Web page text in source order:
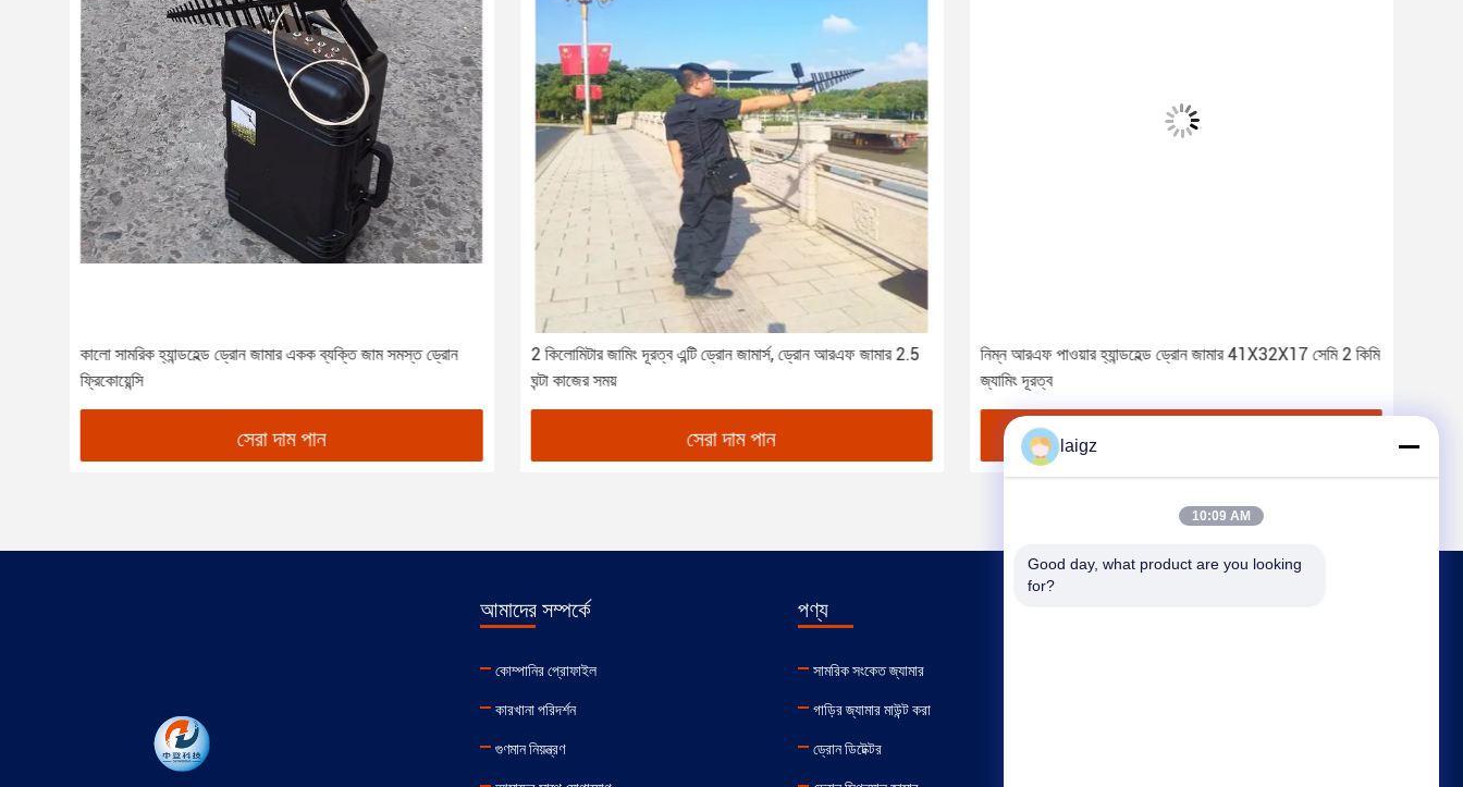
কালো সামরিক হ্যান্ডহেল্ড ড্রোন জামার একক ব্যক্তি জাম সমস্ত ড্রোন
ফ্রিকোয়েন্সি
সেরা দাম পান
2 কিলোমিটার জামিং দূরত্ব এন্টি ড্রোন জামার্স, ড্রোন আরএফ জামার 2.5
ঘন্টা কাজের সময়
সেরা দাম পান
নিম্ন আরএফ পাওয়ার হ্যান্ডহেল্ড ড্রোন জামার 41X32X17 সেমি 2 কিমি
জ্যামিং দূরত্ব
আমাদের সম্পর্কে
কোম্পানির প্রোফাইল
কারখানা পরিদর্শন
গুণমান নিয়ন্ত্রণ
পণ্য
সামরিক সংকেত জ্যামার
গাড়ির জ্যামার মাউন্ট করা
ড্রোন ডিটেক্টর
laigz
10:09 AM
Good day, what product are you looking
for?